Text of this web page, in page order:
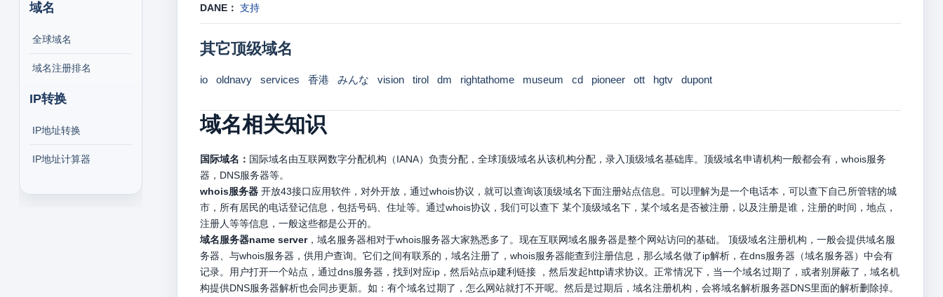
域名
全球域名
域名注册排名
IP转换
IP地址转换
IP地址计算器
DANE： 支持
其它顶级域名
io oldnavy services 香港 みんな vision tirol dm rightathome museum cd pioneer ott hgtv dupont
域名相关知识
国际域名： 国际域名由互联网数字分配机构（IANA）负责分配，全球顶级域名从该机构分配，录入顶级域名基础库。顶级域名申请机构一般都会有，whois服务
器，DNS服务器等。
whois服务器开放43接口应用软件，对外开放，通过whois协议，就可以查询该顶级域名下面注册站点信息。可以理解为是一个电话本，可以查下自己所管辖的城
市，所有居民的电话登记信息，包括号码、住址等。通过whois协议，我们可以查下 某个顶级域名下，某个域名是否被注册，以及注册是谁，注册的时间，地点，
注册人等等信息，一般这些都是公开的。
域名服务器name server，域名服务器相对于whois服务器大家熟悉多了。现在互联网域名服务器是整个网站访问的基础。 顶级域名注册机构，一般会提供域名服
务器、与whois服务器，供用户查询。它们之间有联系的，域名注册了，whois服务器能查到注册信息，那么域名做了ip解析，在dns服务器（域名服务器）中会有
记录。用户打开一个站点，通过dns服务器，找到对应ip，然后站点ip建利链接 ，然后发起http请求协议。正常情况下，当一个域名过期了，或者别屏蔽了，域名机
构提供DNS服务器解析也会同步更新。如：有个域名过期了，怎么网站就打不开呢。然后是过期后，域名注册机构，会将域名解析服务器DNS里面的解析删除掉。